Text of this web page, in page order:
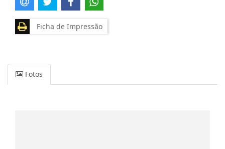
Ficha de Impressão
Fotos